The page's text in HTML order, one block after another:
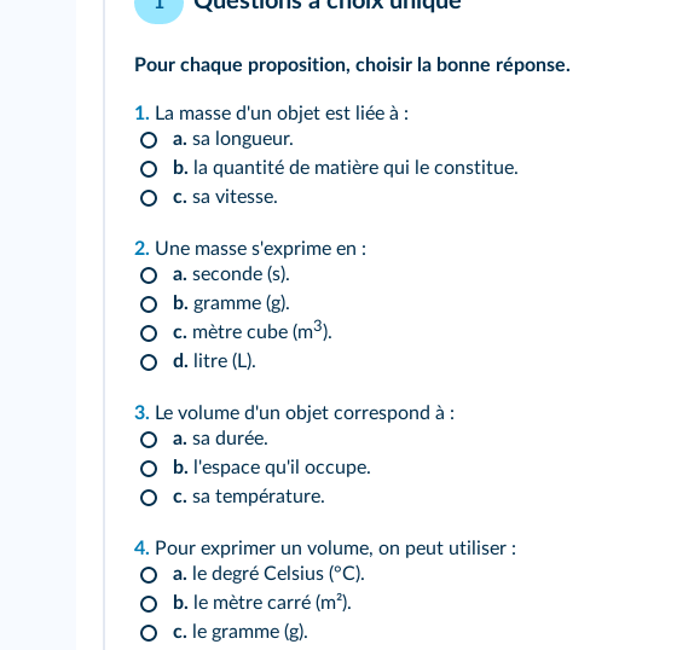
Pour chaque proposition, choisir la bonne réponse.
1. La masse d'un objet est liée à :
a. sa longueur.
b. la quantité de matière qui le constitue.
c. sa vitesse.
2. Une masse s'exprime en :
a. seconde (s).
b. gramme (g).
c. mètre cube (m3).
d. litre (L).
3. Le volume d'un objet correspond à :
a. sa durée.
b. l'espace qu'il occupe.
c. sa température.
4. Pour exprimer un volume, on peut utiliser :
a. le degré Celsius (°C).
b. le mètre carré (m²).
c. le gramme (g).